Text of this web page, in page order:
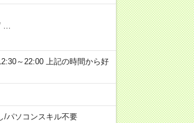
～22:00 上記の時間から好
/パソコンスキル不要